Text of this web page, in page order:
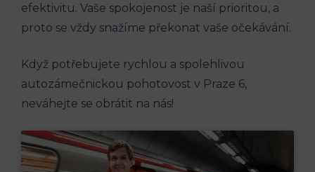
efektivitu. Vaše spokojenost je naší⁤ prioritou, ​a‍
proto se vždy snažíme překonat vaše​ očekávání.
Když potřebujete⁣ rychlou a spolehlivou
autozámečnickou ⁣pohotovost v Praze⁢ 6,
neváhejte ‌se obrátit na nás!